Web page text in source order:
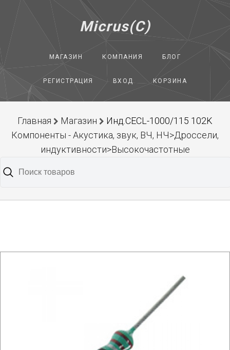
Micrus(C)
МАГАЗИН КОМПАНИЯ БЛОГ
РЕГИСТРАЦИЯ ВХОД КОРЗИНА
Главная Магазин
Инд.CECL-1000/115 102K
Компоненты - Акустика, звук, ВЧ, НЧ>Дроссели,
индуктивности>Высокочастотные